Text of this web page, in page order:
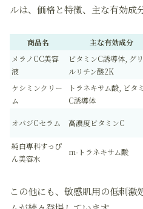
ルは、価格と特徴、主な有効成
商品名 主な有効成分
メラノCC美容
液
ビタミンC誘導体, グ
ルリチン酸2K
ケシミンクリー
ム
トラネキサム酸, ビタ
C誘導体
オバジCセラム 高濃度ビタミンC
純白専科すっぴ
ん美容水
m-トラネキサム酸
この他にも、敏感肌用の低刺激